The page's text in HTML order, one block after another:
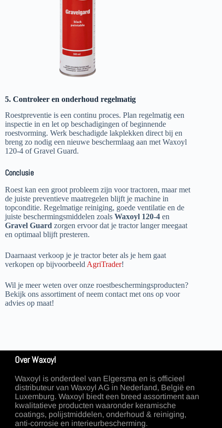
5. Controleer en onderhoud regelmatig
Roestpreventie is een continu proces. Plan regelmatig een
inspectie in en let op beschadigingen of beginnende
roestvorming. Werk beschadigde lakplekken direct bij en
breng zo nodig een nieuwe beschermlaag aan met Waxoyl
120-4 of Gravel Guard.
Conclusie
Roest kan een groot probleem zijn voor tractoren, maar met
de juiste preventieve maatregelen blijft je machine in
topconditie. Regelmatige reiniging, goede ventilatie en de
juiste beschermingsmiddelen zoals Waxoyl 120-4 en
Gravel Guard zorgen ervoor dat je tractor langer meegaat
en optimaal blijft presteren.
Daarnaast verkoop je je tractor beter als je hem gaat
verkopen op bijvoorbeeld AgriTrader!
Wil je meer weten over onze roestbeschermingsproducten?
Bekijk ons assortiment of neem contact met ons op voor
advies op maat!
Over Waxoyl
Waxoyl is onderdeel van Elgersma en is officieel
distributeur van Waxoyl AG in Nederland, België en
Luxemburg. Waxoyl biedt een breed assortiment aan
kwalitatieve producten waaronder keramische
coatings, polijstmiddelen, onderhoud & reiniging,
anti-corrosie en interieurbescherming.